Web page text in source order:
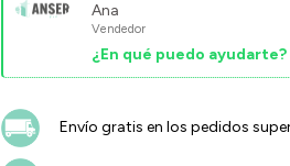
Ana
Vendedor
¿En qué puedo ayudarte?
Envío gratis en los pedidos